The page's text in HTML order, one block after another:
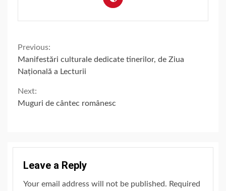
Continue
Reading
Previous:
Manifestări culturale dedicate tinerilor, de Ziua
Națională a Lecturii
Next:
Muguri de cântec românesc
Leave a Reply
Your email address will not be published. Required